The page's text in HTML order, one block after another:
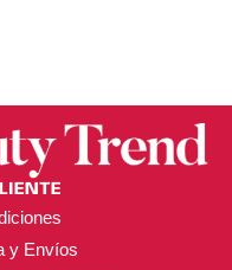
y Envíos